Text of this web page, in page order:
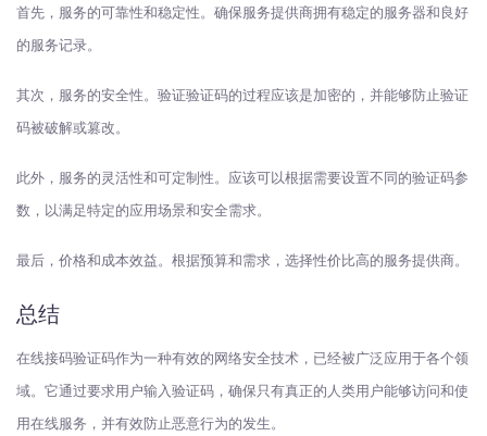
首先，服务的可靠性和稳定性。确保服务提供商拥有稳定的服务器和良好
的服务记录。
其次，服务的安全性。验证验证码的过程应该是加密的，并能够防止验证
码被破解或篡改。
此外，服务的灵活性和可定制性。应该可以根据需要设置不同的验证码参
数，以满足特定的应用场景和安全需求。
最后，价格和成本效益。根据预算和需求，选择性价比高的服务提供商。
总结
在线接码验证码作为一种有效的网络安全技术，已经被广泛应用于各个领
域。它通过要求用户输入验证码，确保只有真正的人类用户能够访问和使
用在线服务，并有效防止恶意行为的发生。